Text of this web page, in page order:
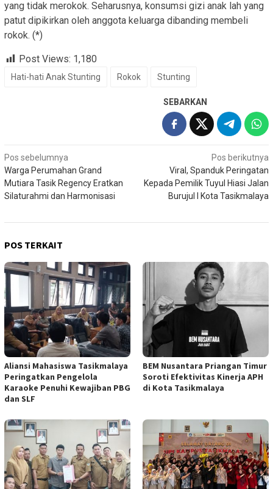
yang tidak merokok. Seharusnya, konsumsi gizi anak lah yang
patut dipikirkan oleh anggota keluarga dibanding membeli
rokok. (*)
Post Views: 1,180
Hati-hati Anak Stunting Rokok Stunting
SEBARKAN
Navigasi
pos
Pos sebelumnya
Warga Perumahan Grand
Mutiara Tasik Regency Eratkan
Silaturahmi dan Harmonisasi
Pos berikutnya
Viral, Spanduk Peringatan
Kepada Pemilik Tuyul Hiasi Jalan
Burujul I Kota Tasikmalaya
POS TERKAIT
Aliansi Mahasiswa Tasikmalaya
Peringatkan Pengelola
Karaoke Penuhi Kewajiban PBG
dan SLF
BEM Nusantara Priangan Timur
Soroti Efektivitas Kinerja APH
di Kota Tasikmalaya